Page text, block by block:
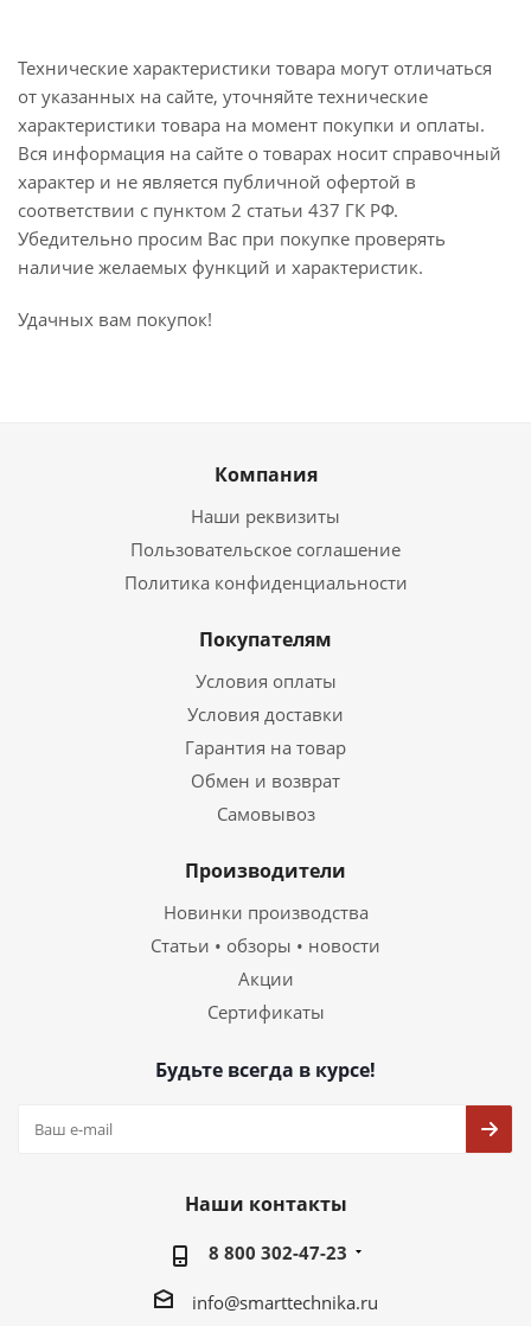
Технические характеристики товара могут отличаться
от указанных на сайте, уточняйте технические
характеристики товара на момент покупки и оплаты.
Вся информация на сайте о товарах носит справочный
характер и не является публичной офертой в
соответствии с пунктом 2 статьи 437 ГК РФ.
Убедительно просим Вас при покупке проверять
наличие желаемых функций и характеристик.
Удачных вам покупок!
Компания
Наши реквизиты
Пользовательское соглашение
Политика конфиденциальности
Покупателям
Условия оплаты
Условия доставки
Гарантия на товар
Обмен и возврат
Самовывоз
Производители
Новинки производства
Статьи • обзоры • новости
Акции
Сертификаты
Будьте всегда в курсе!
Наши контакты
8 800 302-47-23
info@smarttechnika.ru